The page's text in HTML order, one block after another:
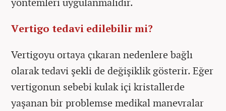
Vertigo tedavi edilebilir mi?
Vertigoyu ortaya çıkaran nedenlere bağlı
olarak tedavi şekli de değişiklik gösterir. Eğer
vertigonun sebebi kulak içi kristallerde
yaşanan bir problemse medikal manevralar